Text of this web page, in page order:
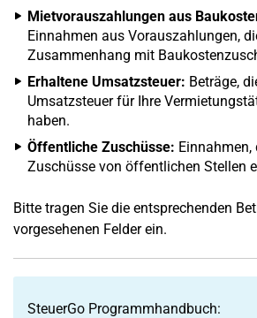
Mietvorauszahlungen aus
Einnahmen aus Vorauszahlungen,
Zusammenhang mit
Erhaltene Umsatzsteuer: Beträge,
Umsatzsteuer für Ihre
haben.
Öffentliche Zuschüsse: Einnahmen,
Zuschüsse von öffentlichen Stellen
Bitte tragen Sie die entsprechenden
vorgesehenen Felder ein.
SteuerGo Programmhandbuch: